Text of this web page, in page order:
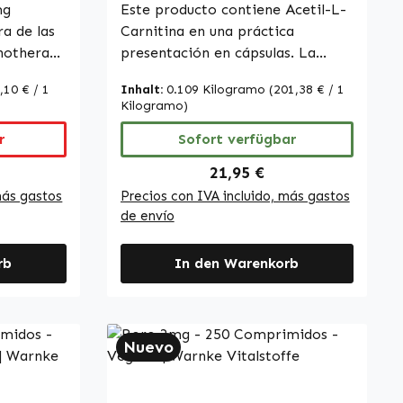
de las
una
lo
a largo
y el
la
€ / 1
gastos
Este producto contiene Acetil-L-
Carnitina en una práctica
presentación en cápsulas. La
elaborada con
hidroxipropilmetilcelulosa,
mientras que se utilizan sales
magnésicas de ácidos grasos y
una mezcla de extracto de arroz
como agentes antiaglomerantes.
Las cápsulas son fáciles de
dosificar y pueden integrarse
cómodamente en la rutina diaria.
y son adecuadas para quienes
valoran una composición
Inhalt: 0.109 Kilogramo (201,38 € / 1
Kilogramo)
Sofort verfügbar
Regulärer Preis:
21,95 €
Precios con IVA incluido, más gastos
de envío
In den Warenkorb
Nuevo